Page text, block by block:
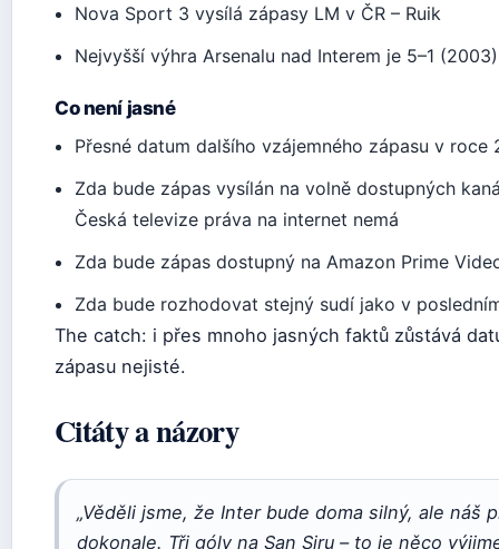
Nova Sport 3 vysílá zápasy LM v ČR – Ruik
Nejvyšší výhra Arsenalu nad Interem je 5–1 (2003)
Co není jasné
Přesné datum dalšího vzájemného zápasu v roce
Zda bude zápas vysílán na volně dostupných
Česká televize práva na internet nemá
Zda bude zápas dostupný na Amazon Prime
Zda bude rozhodovat stejný sudí jako v
The catch: i přes mnoho jasných faktů zůstává
zápasu nejisté.
Citáty a názory
„Věděli jsme, že Inter bude doma silný, ale náš
dokonale. Tři góly na San Siru – to je něco